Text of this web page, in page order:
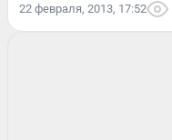
22 февраля, 2013, 17:52